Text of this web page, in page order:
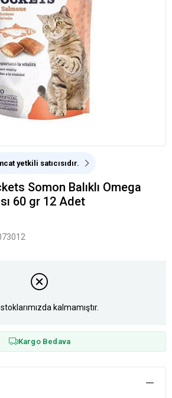
yetkili satıcısıdır.
Somon Balıklı Omega
60 gr 12 Adet
kalmamıştır.
Kargo Bedava